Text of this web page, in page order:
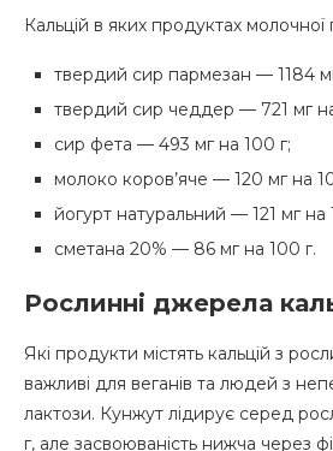
Кальцій в яких продуктах молочної
твердий сир пармезан — 1184
твердий сир чеддер — 721 мг
сир фета — 493 мг на 100 г;
молоко коров’яче — 120 мг на
йогурт натуральний — 121 мг на
сметана 20% — 86 мг на 100 г.
Рослинні джерела
Які продукти містять кальцій з
важливі для веганів та людей з
лактози. Кунжут лідирує серед
г, але засвоюваність нижча через